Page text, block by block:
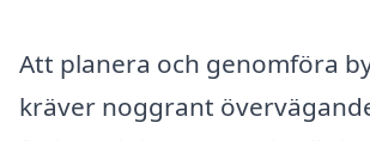
Att planera och genomföra
kräver noggrant